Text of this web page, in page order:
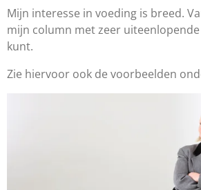
Mijn interesse in voeding is breed.
mijn column met zeer
kunt.
Zie hiervoor ook de voorbeelden